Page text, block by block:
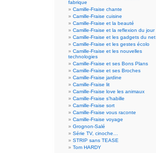
fabrique
Camille-Fraise chante
Camille-Fraise cuisine
Camille-Fraise et la beauté
Camille-Fraise et la reflexion du jour
Camille-Fraise et les gadgets du net
Camille-Fraise et les gestes écolo
Camille-Fraise et les nouvelles
technologies
Camille-Fraise et ses Bons Plans
Camille-Fraise et ses Broches
Camille-Fraise jardine
Camille-Fraise lit
Camille-Fraise love les animaux
Camille-Fraise s'habille
Camille-Fraise sort
Camille-Fraise vous raconte
Camille-Fraise voyage
Grognon-Salé
Série TV, cinoche…
STRIP sans TEASE
Tom HARDY